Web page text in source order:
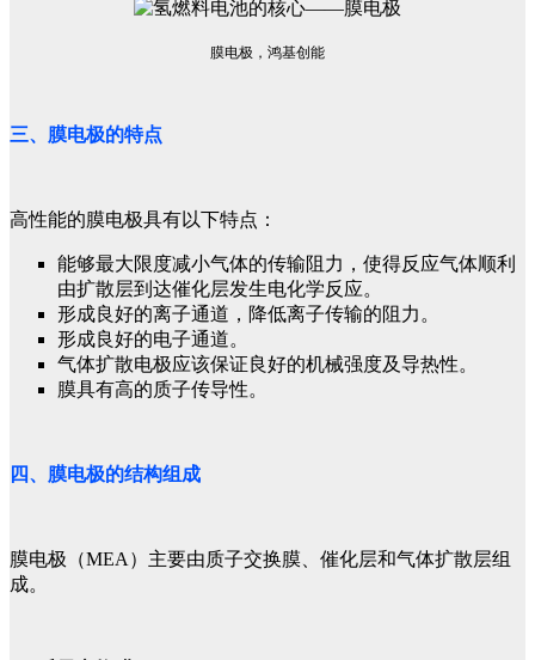
膜电极，鸿基创能
三、膜电极的特点
高性能的膜电极具有以下特点：
能够最大限度减小气体的传输阻力，使得反应气体顺利
由扩散层到达催化层发生电化学反应。
形成良好的离子通道，降低离子传输的阻力。
形成良好的电子通道。
气体扩散电极应该保证良好的机械强度及导热性。
膜具有高的质子传导性。
四、膜电极的结构组成
膜电极（MEA）主要由质子交换膜、催化层和气体扩散层组
成。